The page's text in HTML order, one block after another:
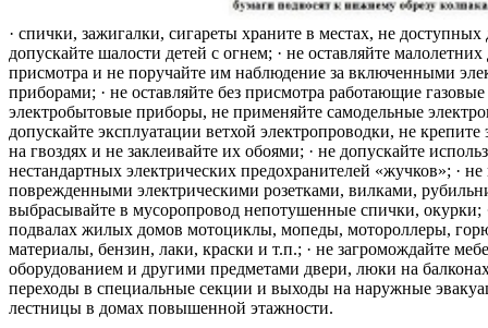
· спички, зажигалки, сигареты храните в местах, не доступных
допускайте шалости детей с огнем; · не оставляйте малолетних
присмотра и не поручайте им наблюдение за включенными
приборами; · не оставляйте без присмотра работающие
электробытовые приборы, не применяйте самодельные
допускайте эксплуатации ветхой электропроводки, не крепите
на гвоздях и не заклеивайте их обоями; · не допускайте
нестандартных электрических предохранителей «жучков»; · не
поврежденными электрическими розетками, вилками,
выбрасывайте в мусоропровод непотушенные спички, окурки;
подвалах жилых домов мотоциклы, мопеды, мотороллеры,
материалы, бензин, лаки, краски и т.п.; · не загромождайте
оборудованием и другими предметами двери, люки на
переходы в специальные секции и выходы на наружные
лестницы в домах повышенной этажности.